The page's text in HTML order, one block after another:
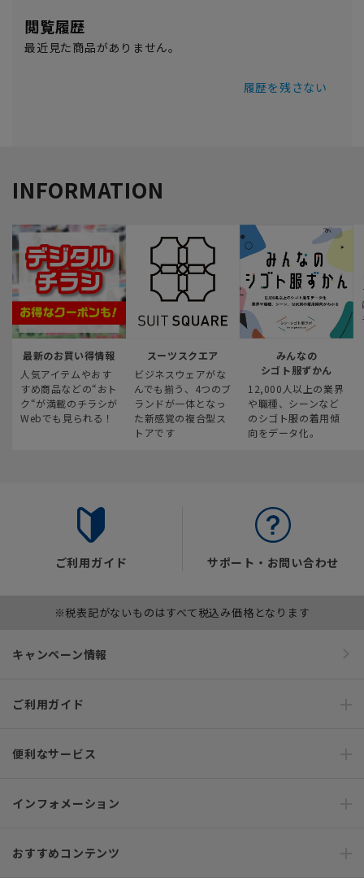
閲覧履歴
最近見た商品がありません。
履歴を残さない
INFORMATION
最新のお買い得情報
人気アイテムやおす
すめ商品などの“おト
ク“が満載のチラシが
Webでも見られる！
スーツスクエア
ビジネスウェアがな
んでも揃う、4つのブ
ランドが一体となっ
た新感覚の複合型ス
トアです
みんなの
シゴト服ずかん
12,000人以上の業界
や職種、シーンなど
のシゴト服の着用傾
向をデータ化。
ご利用ガイド サポート・お問い合わせ
※税表記がないものはすべて税込み価格となります
キャンペーン情報
ご利用ガイド
便利なサービス
インフォメーション
おすすめコンテンツ